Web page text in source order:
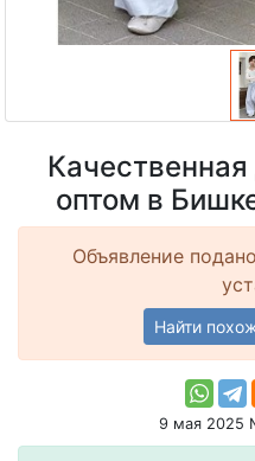
оптом в
Объявление
Найти
9 мая 2025